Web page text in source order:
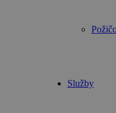
Služby